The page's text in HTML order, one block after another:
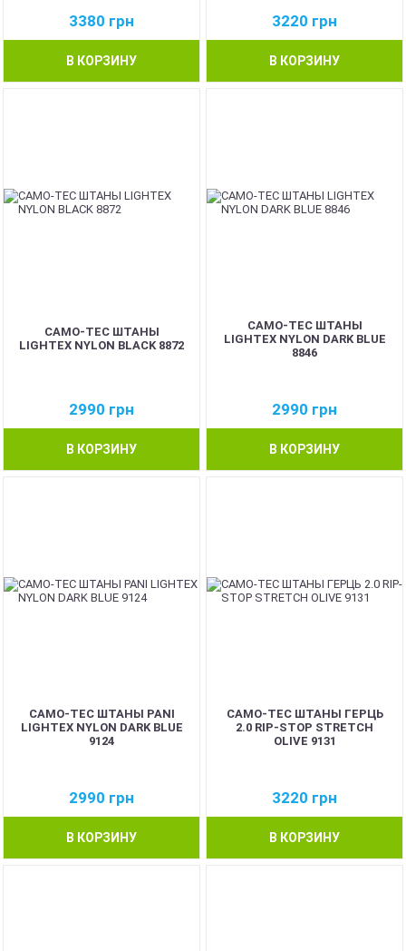
3380 грн
В КОРЗИНУ
3220 грн
В КОРЗИНУ
CAMO-TEC ШТАНЫ
LIGHTEX NYLON BLACK 8872
2990 грн
В КОРЗИНУ
CAMO-TEC ШТАНЫ
LIGHTEX NYLON DARK BLUE
8846
2990 грн
В КОРЗИНУ
CAMO-TEC ШТАНЫ PANI
LIGHTEX NYLON DARK BLUE
9124
2990 грн
В КОРЗИНУ
CAMO-TEC ШТАНЫ ГЕРЦЬ
2.0 RIP-STOP STRETCH
OLIVE 9131
3220 грн
В КОРЗИНУ